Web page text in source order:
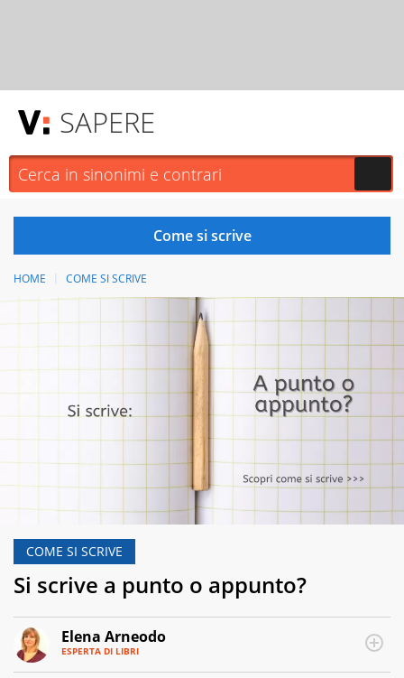
SAPERE
HOME COME SI SCRIVE
COME SI SCRIVE
Si scrive a punto o appunto?
Elena Arneodo
ESPERTA DI LIBRI
MAIL